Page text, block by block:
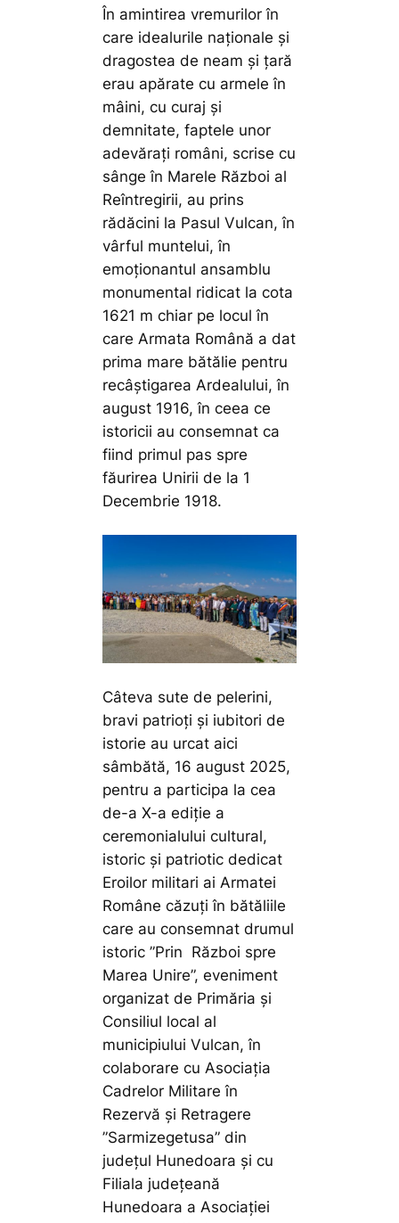
În amintirea vremurilor în
care idealurile naționale și
dragostea de neam și țară
erau apărate cu armele în
mâini, cu curaj și
demnitate, faptele unor
adevărați români, scrise cu
sânge în Marele Război al
Reîntregirii, au prins
rădăcini la Pasul Vulcan, în
vârful muntelui, în
emoționantul ansamblu
monumental ridicat la cota
1621 m chiar pe locul în
care Armata Română a dat
prima mare bătălie pentru
recâștigarea Ardealului, în
august 1916, în ceea ce
istoricii au consemnat ca
fiind primul pas spre
făurirea Unirii de la 1
Decembrie 1918.
Câteva sute de pelerini,
bravi patrioți și iubitori de
istorie au urcat aici
sâmbătă, 16 august 2025,
pentru a participa la cea
de-a X-a ediție a
ceremonialului cultural,
istoric și patriotic dedicat
Eroilor militari ai Armatei
Române căzuți în bătăliile
care au consemnat drumul
istoric ”Prin Război spre
Marea Unire”, eveniment
organizat de Primăria și
Consiliul local al
municipiului Vulcan, în
colaborare cu Asociația
Cadrelor Militare în
Rezervă și Retragere
”Sarmizegetusa” din
județul Hunedoara și cu
Filiala județeană
Hunedoara a Asociației